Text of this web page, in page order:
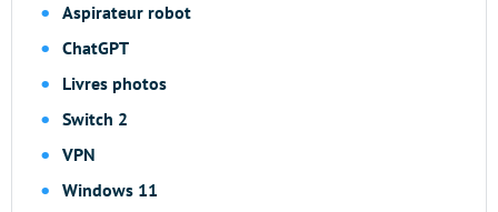
Aspirateur robot
ChatGPT
Livres photos
Switch 2
VPN
Windows 11